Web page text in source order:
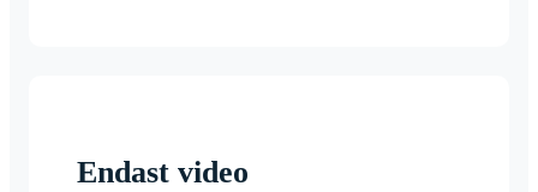
Endast video